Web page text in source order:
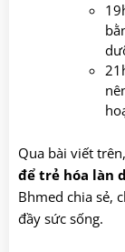
Qua bài viết
để trẻ hóa làn
Bhmed chia sẻ,
đầy sức sống.